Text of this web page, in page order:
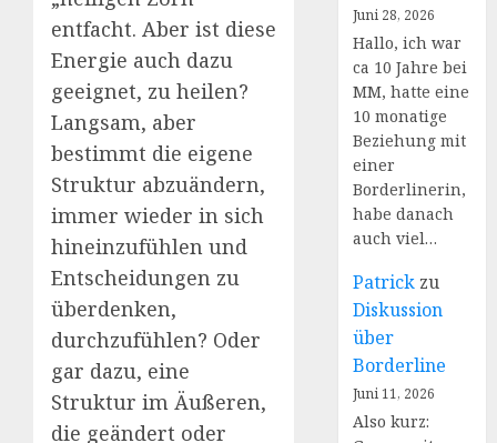
entfacht. Aber ist diese
Energie auch dazu
geeignet, zu heilen?
Langsam, aber
bestimmt die eigene
Struktur abzuändern,
immer wieder in sich
hineinzufühlen und
Entscheidungen zu
überdenken,
durchzufühlen? Oder
gar dazu, eine
Struktur im Äußeren,
die geändert oder
Juni 28, 2026
Hallo, ich war
ca 10 Jahre bei
MM, hatte eine
10 monatige
Beziehung mit
einer
Borderlinerin,
habe danach
auch viel…
Patrick zu
Diskussion
über
Borderline
Juni 11, 2026
Also kurz: